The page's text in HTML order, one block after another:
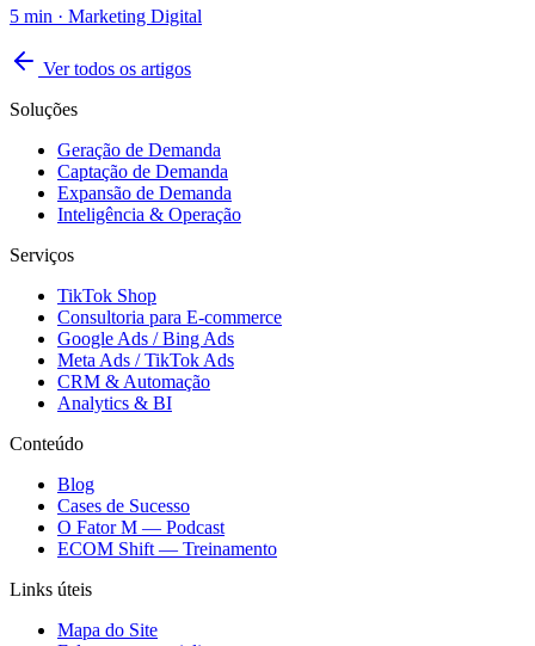
5 min · Marketing Digital
Ver todos os artigos
Soluções
Geração de Demanda
Captação de Demanda
Expansão de Demanda
Inteligência & Operação
Serviços
TikTok Shop
Consultoria para E-commerce
Google Ads / Bing Ads
Meta Ads / TikTok Ads
CRM & Automação
Analytics & BI
Conteúdo
Blog
Cases de Sucesso
O Fator M — Podcast
ECOM Shift — Treinamento
Links úteis
Mapa do Site